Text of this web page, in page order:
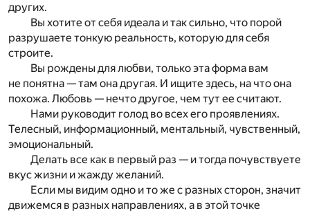
других.
Вы хотите от себя идеала и так сильно, что порой
разрушаете тонкую реальность, которую для себя
строите.
Вы рождены для любви, только эта форма вам
не понятна — там она другая. И ищите здесь, на что она
похожа. Любовь — нечто другое, чем тут ее считают.
Нами руководит голод во всех его проявлениях.
Телесный, информационный, ментальный, чувственный,
эмоциональный.
Делать все как в первый раз — и тогда почувствуете
вкус жизни и жажду желаний.
Если мы видим одно и то же с разных сторон, значит
движемся в разных направлениях, а в этой точке